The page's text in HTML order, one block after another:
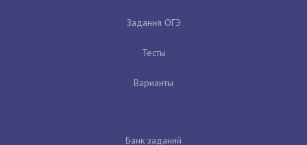
Задания ОГЭ
Тесты
Варианты
Банк заданий